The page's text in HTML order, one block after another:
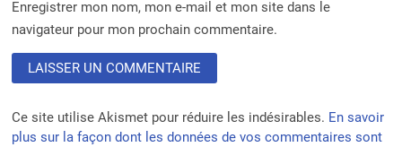
Enregistrer mon nom, mon e-mail et mon site dans le
navigateur pour mon prochain commentaire.
Ce site utilise Akismet pour réduire les indésirables. En savoir
plus sur la façon dont les données de vos commentaires sont